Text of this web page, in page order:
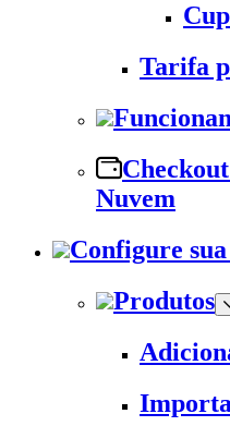
Tarifa
Nuvem
Configure
Produtos